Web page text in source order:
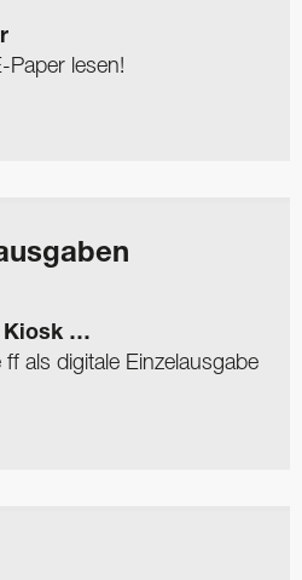
Paper lesen!
Kiosk …
als digitale Einzelausgabe